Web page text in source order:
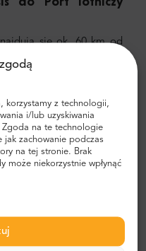
korzystamy z technologii,
i/lub uzyskiwania
na te technologie
jak zachowanie podczas
na tej stronie. Brak
może niekorzystnie wpłynąć
się ok. 60 km od
trwa średnio ok. 1
Zalecamy wybranie
niezawodnym
jest zaplanowanie
do drzwi. W ten sposób
możesz pominąć
trasy, poruszania się po
transferu